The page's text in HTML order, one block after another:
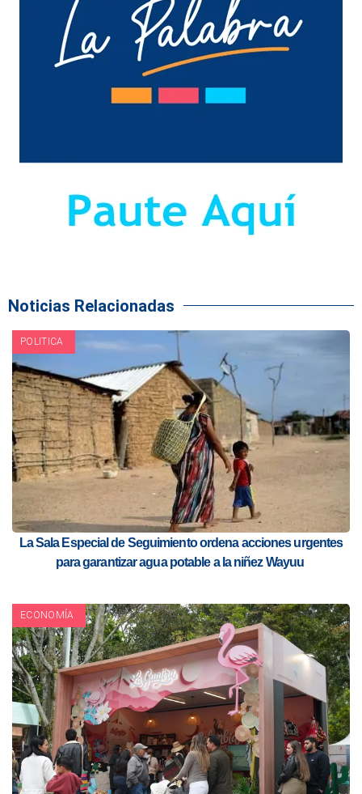
Noticias Relacionadas
POLITICA
La Sala Especial de Seguimiento ordena acciones urgentes
para garantizar agua potable a la niñez Wayuu
ECONOMÍA